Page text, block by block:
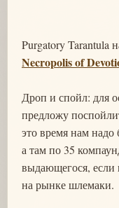
Purgatory Tarantula
Necropolis of
Дроп и спойл: для
предложу
это время нам надо
а там по 35
выдающегося, если
на рынке шлемаки.